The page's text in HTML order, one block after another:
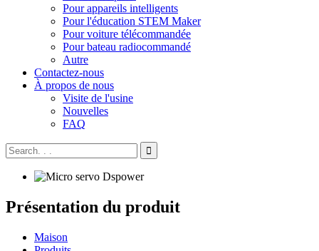
Pour appareils intelligents
Pour l'éducation STEM Maker
Pour voiture télécommandée
Pour bateau radiocommandé
Autre
Contactez-nous
À propos de nous
Visite de l'usine
Nouvelles
FAQ
Présentation du produit
Maison